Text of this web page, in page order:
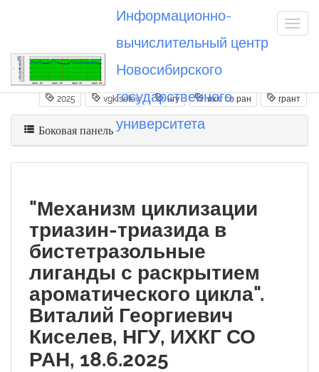
Информационно-
вычислительный центр
Новосибирского
государственного
университета
Вы посетили 20250618_vgkiselev
2025 vgkiselev нгу ихкг со ран грант
Боковая панель
"Механизм циклизации
триазин-триазида в
бистетразольные
лиганды с раскрытием
ароматического цикла".
Виталий Георгиевич
Киселев, НГУ, ИХКГ СО
РАН, 18.6.2025